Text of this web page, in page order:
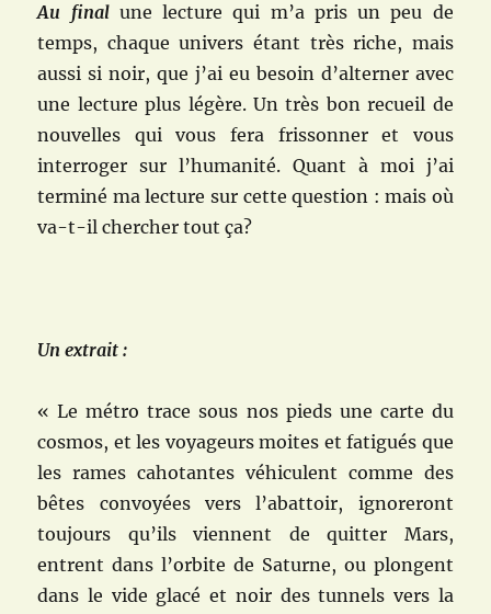
Au final une lecture qui m’a pris un peu de
temps, chaque univers étant très riche, mais
aussi si noir, que j’ai eu besoin d’alterner avec
une lecture plus légère. Un très bon recueil de
nouvelles qui vous fera frissonner et vous
interroger sur l’humanité. Quant à moi j’ai
terminé ma lecture sur cette question : mais où
va-t-il chercher tout ça?
Un extrait :
« Le métro trace sous nos pieds une carte du
cosmos, et les voyageurs moites et fatigués que
les rames cahotantes véhiculent comme des
bêtes convoyées vers l’abattoir, ignoreront
toujours qu’ils viennent de quitter Mars,
entrent dans l’orbite de Saturne, ou plongent
dans le vide glacé et noir des tunnels vers la